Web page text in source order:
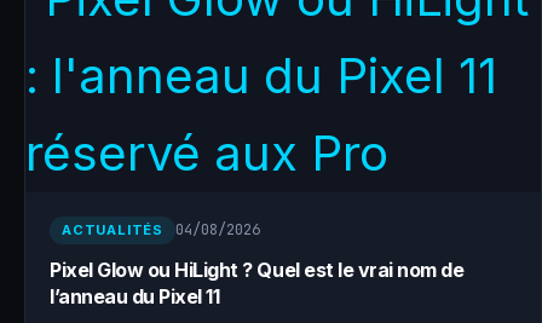
ACTUALITÉS 04/08/2026
Pixel Glow ou HiLight ? Quel est le vrai nom de
l’anneau du Pixel 11